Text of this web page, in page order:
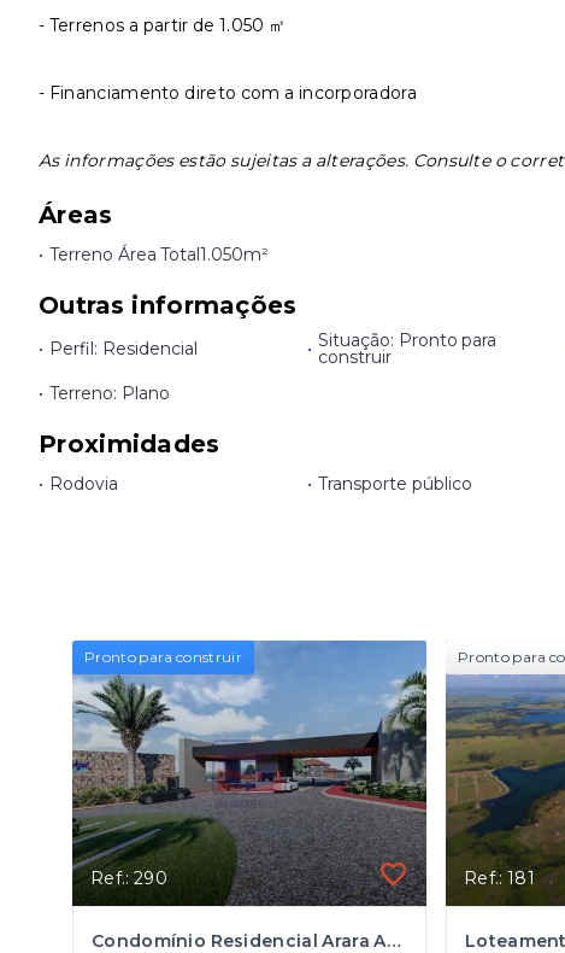
- Terrenos a partir de 1.050 ㎡
- Financiamento direto com a incorporadora
As informações estão sujeitas a alterações. Consulte o
Áreas
• Terreno Área Total1.050m²
Outras informações
• Perfil: Residencial • Situação: Pronto para
construir
• Terreno: Plano
Proximidades
• Rodovia • Transporte público
Pronto para construir
Ref.: 290
Condomínio Residencial Arara Azul em Zacarias/SP
Pronto para
Ref.: 181